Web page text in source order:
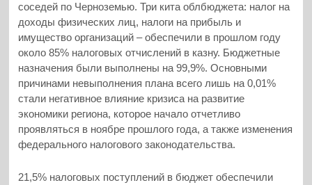
соседей по Черноземью. Три кита облбюджета: налог на
доходы физических лиц, налоги на прибыль и
имущество организаций – обеспечили в прошлом году
около 85% налоговых отчислений в казну. Бюджетные
назначения были выполнены на 99,9%. Основными
причинами невыполнения плана всего лишь на 0,01%
стали негативное влияние кризиса на развитие
экономики региона, которое начало отчетливо
проявляться в ноябре прошлого года, а также изменения
федерального налогового законодательства.
21,5% налоговых поступлений в бюджет обеспечили